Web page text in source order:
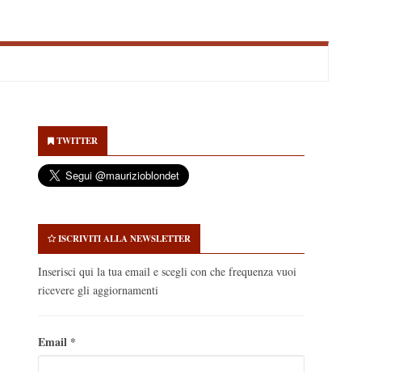
Sidebar
TWITTER
ISCRIVITI ALLA NEWSLETTER
Inserisci qui la tua email e scegli con che frequenza vuoi
ricevere gli aggiornamenti
Email *